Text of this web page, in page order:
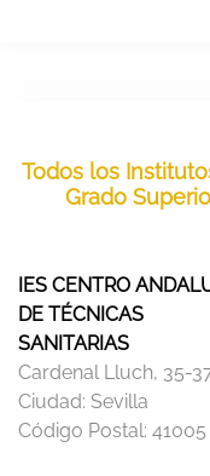
Todos los
Grado
IES CENTRO
DE TÉCNICAS
SANITARIAS
Cardenal Lluch, 35-
Ciudad: Sevilla
Código Postal: 41005